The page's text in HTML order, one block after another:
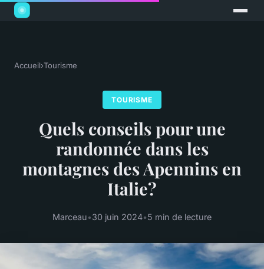
Accueil›Tourisme
TOURISME
Quels conseils pour une
randonnée dans les
montagnes des Apennins en
Italie?
Marceau•30 juin 2024•5 min de lecture